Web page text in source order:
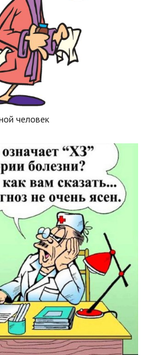
человек